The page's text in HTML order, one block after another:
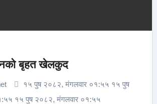
बृहत खेलकुद
१५ पुष २०८२, मंगलवार ०१:५५ १५ पुष
१५ पुष २०८२, मंगलवार ०१:५५